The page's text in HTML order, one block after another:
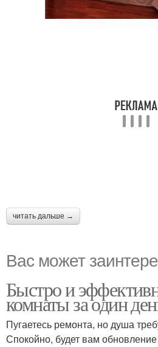
читать дальше →
Вас может
Быстро и
комнаты за один
Пугаетесь ремонта, но душа
Спокойно, будет вам